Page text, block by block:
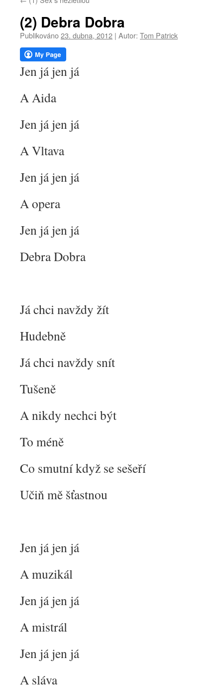
webu
(2) Debra Dobra
Publikováno23. dubna, 2012 | Autor: Tom Patrick
Jen já jen já
A Aida
Jen já jen já
A Vltava
Jen já jen já
A opera
Jen já jen já
Debra Dobra
Já chci navždy žít
Hudebně
Já chci navždy snít
Tušeně
A nikdy nechci být
To méně
Co smutní když se sešeří
Učiň mě šťastnou
Jen já jen já
A muzikál
Jen já jen já
A mistrál
Jen já jen já
A sláva